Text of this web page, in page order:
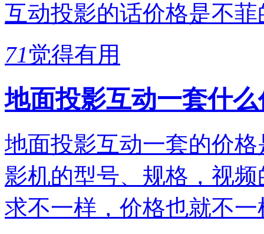
互动投影的话价格是不菲
71觉得有用
地面投影互动一套什
地面投影互动一套的价
影机的型号、规格，视
求不一样，价格也就不一